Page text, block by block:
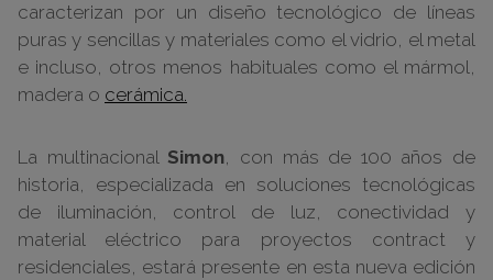
caracterizan por un diseño tecnológico de líneas
puras y sencillas y materiales como el vidrio, el metal
e incluso, otros menos habituales como el mármol,
madera o cerámica.
La multinacional Simon, con más de 100 años de
historia, especializada en soluciones tecnológicas
de iluminación, control de luz, conectividad y
material eléctrico para proyectos contract y
residenciales, estará presente en esta nueva edición